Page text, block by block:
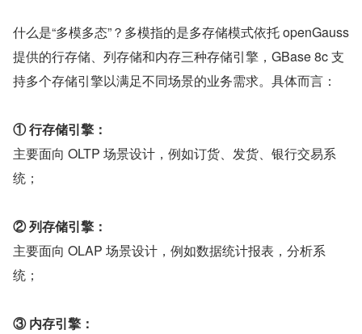
什么是“多模多态”？多模指的是多存储模式依托 openGauss
提供的行存储、列存储和内存三种存储引擎，GBase 8c 支
持多个存储引擎以满足不同场景的业务需求。具体而言：
① 行存储引擎：
主要面向 OLTP 场景设计，例如订货、发货、银行交易系
统；
② 列存储引擎：
主要面向 OLAP 场景设计，例如数据统计报表，分析系
统；
③ 内存引擎：